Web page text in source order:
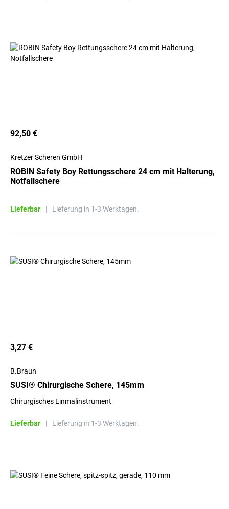
92,50 €
Kretzer Scheren GmbH
ROBIN Safety Boy Rettungsschere 24 cm mit Halterung,
Notfallschere
Lieferbar | Lieferung in 1-3 Werktagen.
3,27 €
B.Braun
SUSI® Chirurgische Schere, 145mm
Chirurgisches Einmalinstrument
Lieferbar | Lieferung in 1-3 Werktagen.